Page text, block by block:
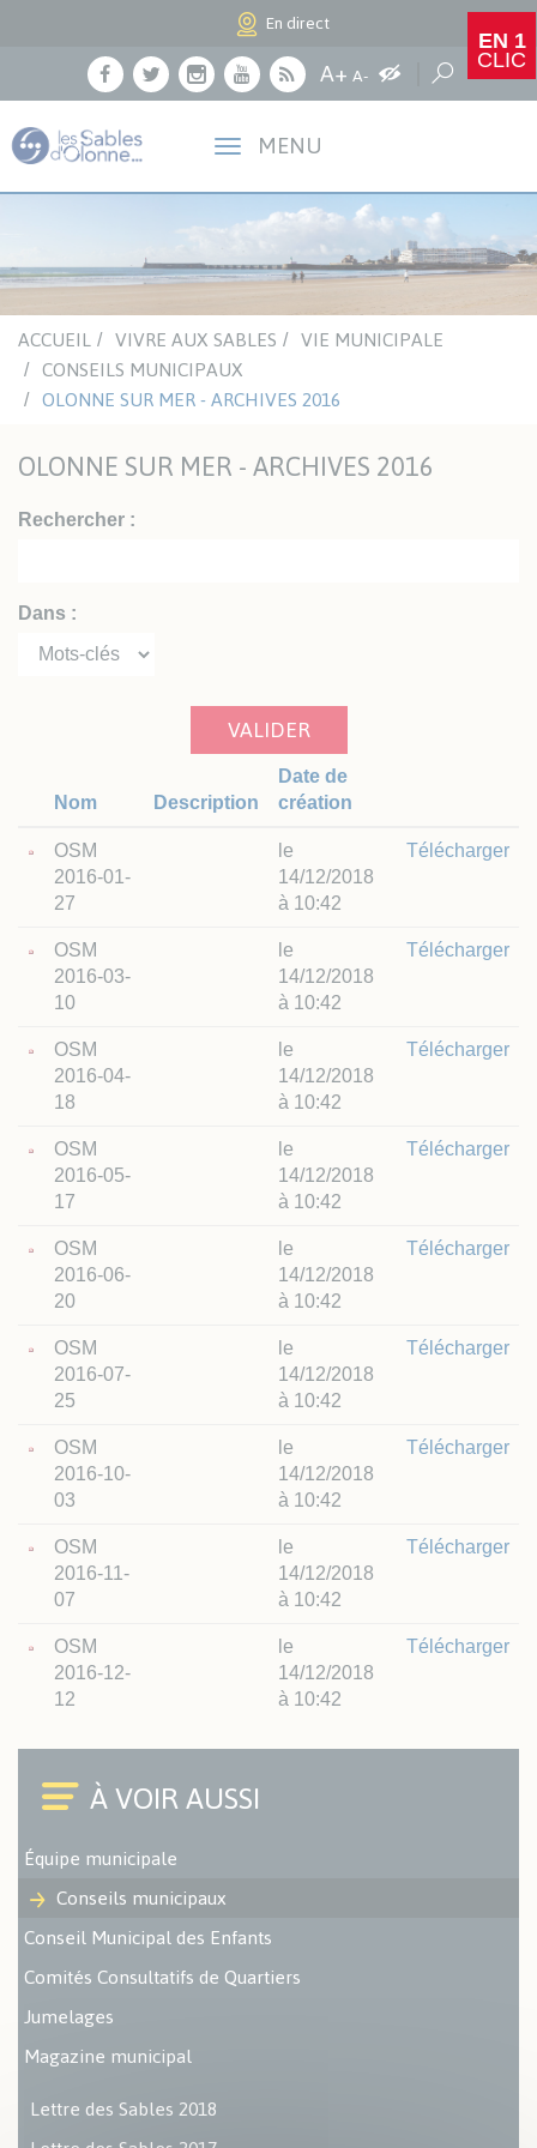
EN 1
CLIC
En direct
Facebook
TwitterInstagram
YoutubeRSSA+Agrandir le texte
A-Réduire le texte
Augmenter les
MENU
ACCUEIL VIVRE AUX SABLES
VIE MUNICIPALE
CONSEILS MUNICIPAUX
OLONNE SUR MER - ARCHIVES 2016
OLONNE SUR MER - ARCHIVES 2016
Rechercher :
Dans :
VALIDER
Nom Description
Date de
création
OSM
2016-01-
27
le
14/12/2018
à 10:42
Télécharger
OSM
2016-03-
10
le
14/12/2018
à 10:42
Télécharger
OSM
2016-04-
18
le
14/12/2018
à 10:42
Télécharger
OSM
2016-05-
17
le
14/12/2018
à 10:42
Télécharger
OSM
2016-06-
20
le
14/12/2018
à 10:42
Télécharger
OSM
2016-07-
25
le
14/12/2018
à 10:42
Télécharger
OSM
2016-10-
03
le
14/12/2018
à 10:42
Télécharger
OSM
2016-11-
07
le
14/12/2018
à 10:42
Télécharger
OSM
2016-12-
12
le
14/12/2018
à 10:42
Télécharger
Équipe municipale
Conseils municipaux
Conseil Municipal des Enfants
Comités Consultatifs de Quartiers
Jumelages
Magazine municipal
Lettre des Sables 2018
Panneau de gestion des cookies